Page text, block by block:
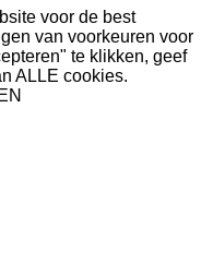
voor de best
van voorkeuren voor
te klikken, geef
ALLE cookies.